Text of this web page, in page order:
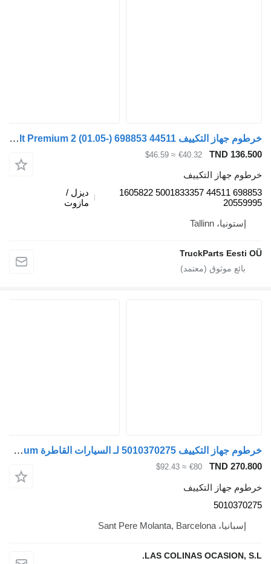
خرطوم جهاز التكييف Renault Premium 2 (01.05-) 698853 44511 لـ السيارات القاطرة Renault Premium, Premium 2 (1996-2014)
TND 136.500
€40.32
≈ $46.59
خرطوم جهاز التكييف
698853 44511 5001833357 1605822
20559995
ديزل /
مازوت
إستونيا، Tallinn
TruckParts Eesti OÜ
خرطوم جهاز التكييف 5010370275 لـ السيارات القاطرة Renault Magnum
TND 270.800
€80
≈ $92.43
خرطوم جهاز التكييف
5010370275
إسبانيا، Sant Pere Molanta, Barcelona
LAS COLINAS OCASION, S.L.